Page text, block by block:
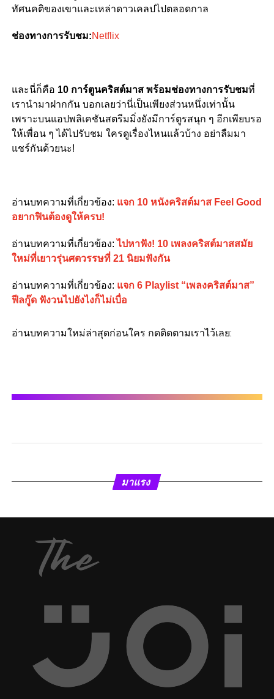
ทัศนคติของเขาและเหล่าดาวเคลปไปตลอดกาล
ช่องทางการรับชม:Netflix
และนี่ก็คือ 10 การ์ตูนคริสต์มาส พร้อมช่องทางการรับชมที่
เรานำมาฝากกัน บอกเลยว่านี่เป็นเพียงส่วนหนึ่งเท่านั้น
เพราะบนแอปพลิเคชันสตรีมมิ่งยังมีการ์ตูรสนุก ๆ อีกเพียบรอ
ให้เพื่อน ๆ ได้ไปรับชม ใครดูเรื่องไหนแล้วบ้าง อย่าลืมมา
แชร์กันด้วยนะ!
อ่านบทความที่เกี่ยวข้อง: แจก 10 หนังคริสต์มาส Feel Good
อยากฟินต้องดูให้ครบ!
อ่านบทความที่เกี่ยวข้อง:ไปหาฟัง! 10 เพลงคริสต์มาสสมัย
ใหม่ที่เยาวรุ่นศตวรรษที่ 21 นิยมฟังกัน
อ่านบทความที่เกี่ยวข้อง: แจก 6 Playlist “เพลงคริสต์มาส”
ฟีลกู๊ด ฟังวนไปยังไงก็ไม่เบื่อ
อ่านบทความใหม่ล่าสุดก่อนใคร กดติดตามเราไว้เลย:
มาแรง